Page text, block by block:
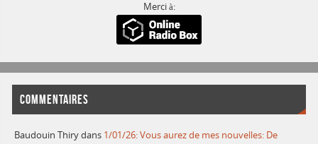
Merci à:
COMMENTAIRES
Baudouin Thirydans 1/01/26: Vous aurez de mes nouvelles: De